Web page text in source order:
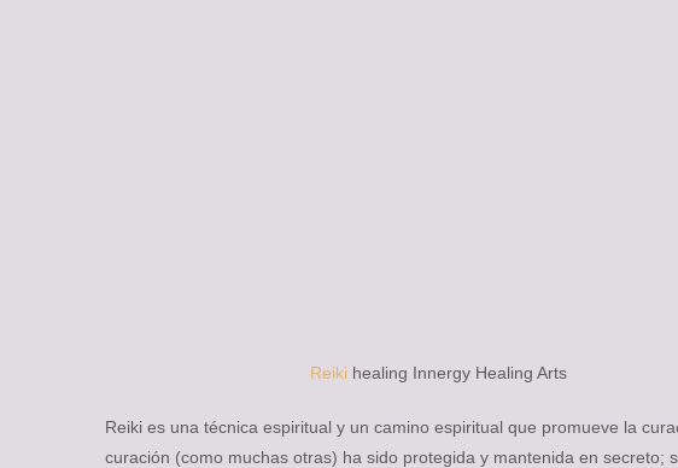
Reiki healing Innergy Healing Arts
Reiki es una técnica espiritual y un camino espiritual que promueve la
curación (como muchas otras) ha sido protegida y mantenida en secreto;